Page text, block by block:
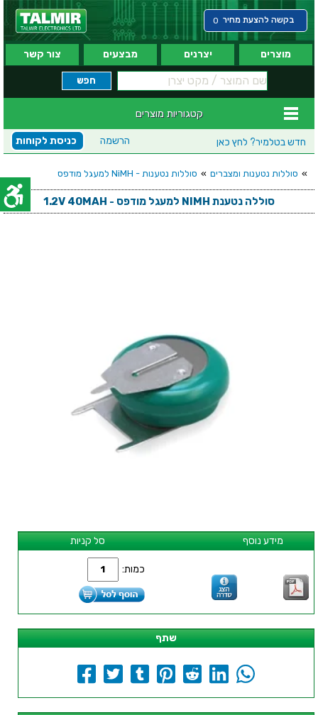
בקשה להצעת מחיר 0
מוצרים יצרנים מבצעים צור קשר
קטגוריות מוצרים
חדש בטלמיר? לחץ כאן כניסת לקוחות הרשמה
» סוללות נטענות ומצברים » סוללות נטענות - NiMH למעגל מודפס
סוללה נטענת NIMH למעגל מודפס - 1.2V 40MAH
סל קניות מידע נוסף
כמות:
שתף